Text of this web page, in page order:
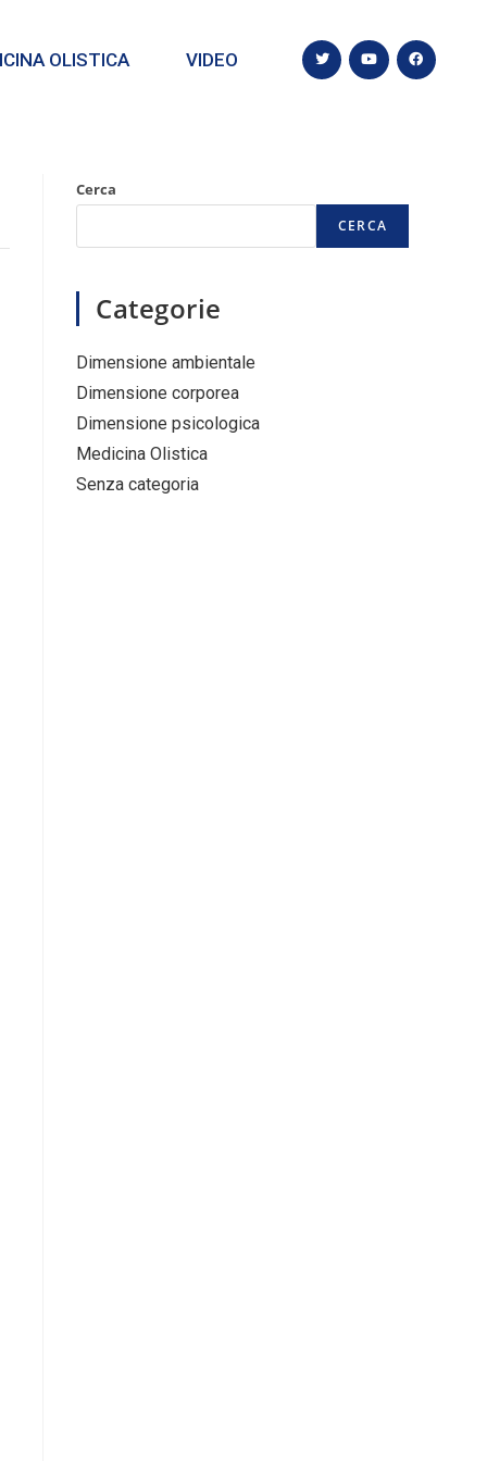
OLISTICA VIDEO
Cerca
CERCA
Categorie
Dimensione ambientale
Dimensione corporea
Dimensione psicologica
Medicina Olistica
Senza categoria